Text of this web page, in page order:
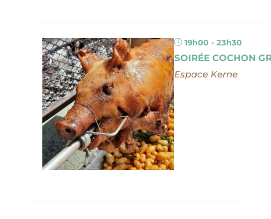
19h00 - 23h30
SOIRÉE COCHON
Espace Kerne